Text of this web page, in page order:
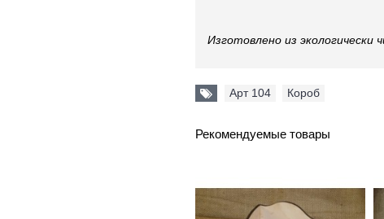
Изготовлено из экологически
Арт 104 Короб
Рекомендуемые товары